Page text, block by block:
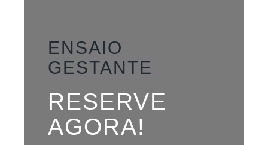
ENSAIO
GESTANTE
RESERVE
AGORA!